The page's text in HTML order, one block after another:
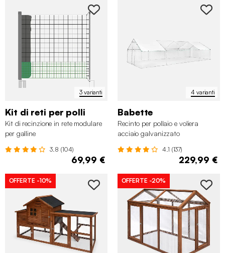
3 varianti
Kit di reti per polli
Kit di recinzione in rete modulare
per galline
3.8 (104)
69,99 €
4 varianti
Babette
Recinto per pollaio e voliera
acciaio galvanizzato
4.1 (137)
229,99 €
OFFERTE -10% OFFERTE -20%